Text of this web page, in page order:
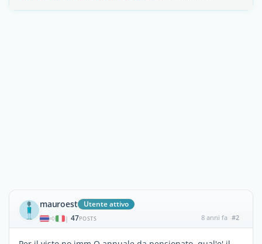
mauroest Utente attivo
| 47POSTS 8 anni fa #2